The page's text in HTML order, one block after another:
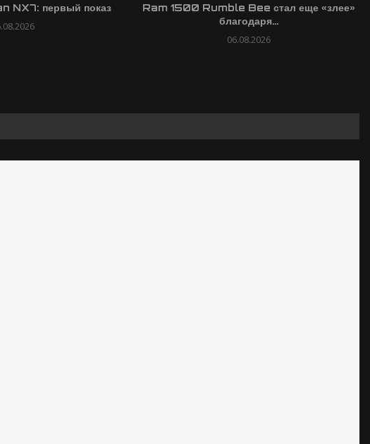
NX7: первый показ
Ram 1500 Rumble Bee стал еще «злее»
благодаря...
06.08.2026